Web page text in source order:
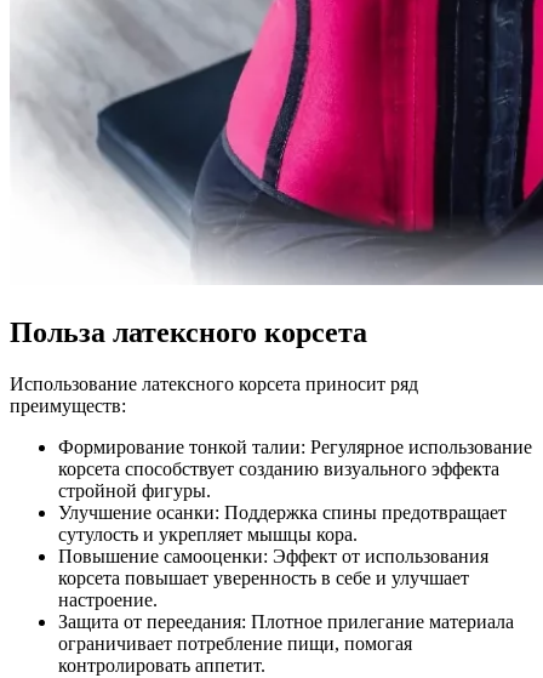
Польза латексного корсета
Использование латексного корсета приносит ряд
преимуществ:
Формирование тонкой талии: Регулярное использование
корсета способствует созданию визуального эффекта
стройной фигуры.
Улучшение осанки: Поддержка спины предотвращает
сутулость и укрепляет мышцы кора.
Повышение самооценки: Эффект от использования
корсета повышает уверенность в себе и улучшает
настроение.
Защита от переедания: Плотное прилегание материала
ограничивает потребление пищи, помогая
контролировать аппетит.